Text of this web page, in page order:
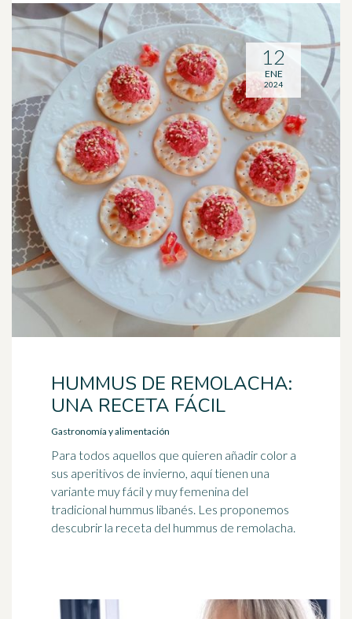
HUMMUS DE REMOLACHA:
UNA RECETA FÁCIL
Gastronomía y alimentación
Para todos aquellos que quieren añadir color a
sus aperitivos de invierno, aquí tienen una
variante muy fácil y muy femenina del
tradicional hummus libanés. Les proponemos
descubrir la receta del hummus de remolacha.
12
ENE
2024